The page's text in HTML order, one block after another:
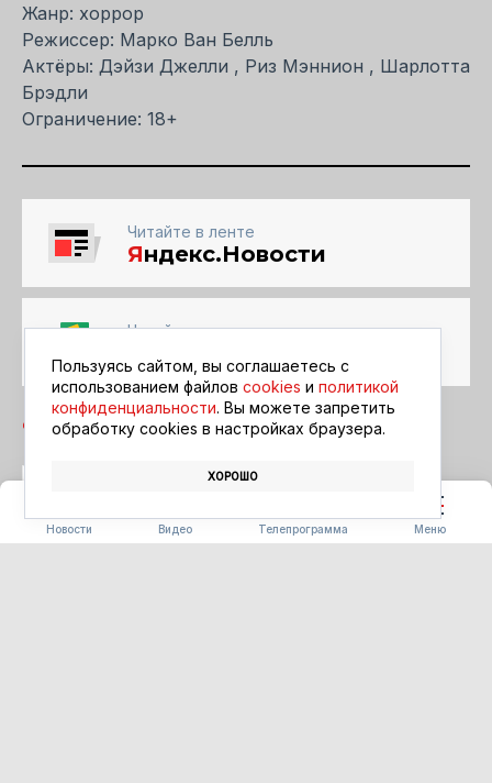
Новости Видео Телепрограмма Меню
Жанр: хоррор
Режиссер: Марко Ван Белль
Актёры: Дэйзи Джелли , Риз Мэннион , Шарлотта
Брэдли
Ограничение: 18+
Читайте в ленте
Яндекс.Новости
Читайте в ленте
АФИША
Пользуясь сайтом, вы соглашаетесь с
использованием файлов cookies и политикой
конфиденциальности. Вы можете запретить
обработку сookies в настройках браузера.
ХОРОШО